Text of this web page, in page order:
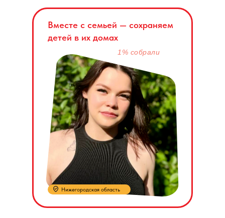
Нижегородская область
Вместе с семьей — сохраняем
детей в их домах
1% собрали